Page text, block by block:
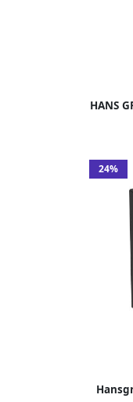
HANS
voor
24%